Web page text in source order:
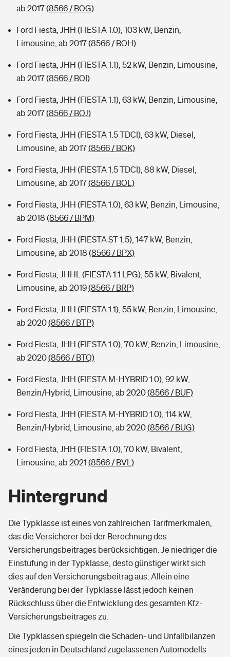
ab 2017(8566 / BOG)
Ford Fiesta, JHH (FIESTA 1.0), 103 kW, Benzin,
Limousine, ab 2017(8566 / BOH)
Ford Fiesta, JHH (FIESTA 1.1), 52 kW, Benzin, Limousine,
ab 2017(8566 / BOI)
Ford Fiesta, JHH (FIESTA 1.1), 63 kW, Benzin, Limousine,
ab 2017(8566 / BOJ)
Ford Fiesta, JHH (FIESTA 1.5 TDCI), 63 kW, Diesel,
Limousine, ab 2017(8566 / BOK)
Ford Fiesta, JHH (FIESTA 1.5 TDCI), 88 kW, Diesel,
Limousine, ab 2017(8566 / BOL)
Ford Fiesta, JHH (FIESTA 1.0), 63 kW, Benzin, Limousine,
ab 2018 (8566 / BPM)
Ford Fiesta, JHH (FIESTA ST 1.5), 147 kW, Benzin,
Limousine, ab 2018 (8566 / BPX)
Ford Fiesta, JHHL (FIESTA 1.1 LPG), 55 kW, Bivalent,
Limousine, ab 2019(8566 / BRP)
Ford Fiesta, JHH (FIESTA 1.1), 55 kW, Benzin, Limousine,
ab 2020(8566 / BTP)
Ford Fiesta, JHH (FIESTA 1.0), 70 kW, Benzin, Limousine,
ab 2020(8566 / BTQ)
Ford Fiesta, JHH (FIESTA M-HYBRID 1.0), 92 kW,
Benzin/Hybrid, Limousine, ab 2020(8566 / BUF)
Ford Fiesta, JHH (FIESTA M-HYBRID 1.0), 114 kW,
Benzin/Hybrid, Limousine, ab 2020(8566 / BUG)
Ford Fiesta, JHH (FIESTA 1.0), 70 kW, Bivalent,
Limousine, ab 2021 (8566 / BVL)
Hintergrund
Die Typklasse ist eines von zahlreichen Tarifmerkmalen,
das die Versicherer bei der Berechnung des
Versicherungsbeitrages berücksichtigen. Je niedriger die
Einstufung in der Typklasse, desto günstiger wirkt sich
dies auf den Versicherungsbeitrag aus. Allein eine
Veränderung bei der Typklasse lässt jedoch keinen
Rückschluss über die Entwicklung des gesamten Kfz-
Versicherungsbeitrages zu.
Die Typklassen spiegeln die Schaden- und Unfallbilanzen
eines jeden in Deutschland zugelassenen Automodells